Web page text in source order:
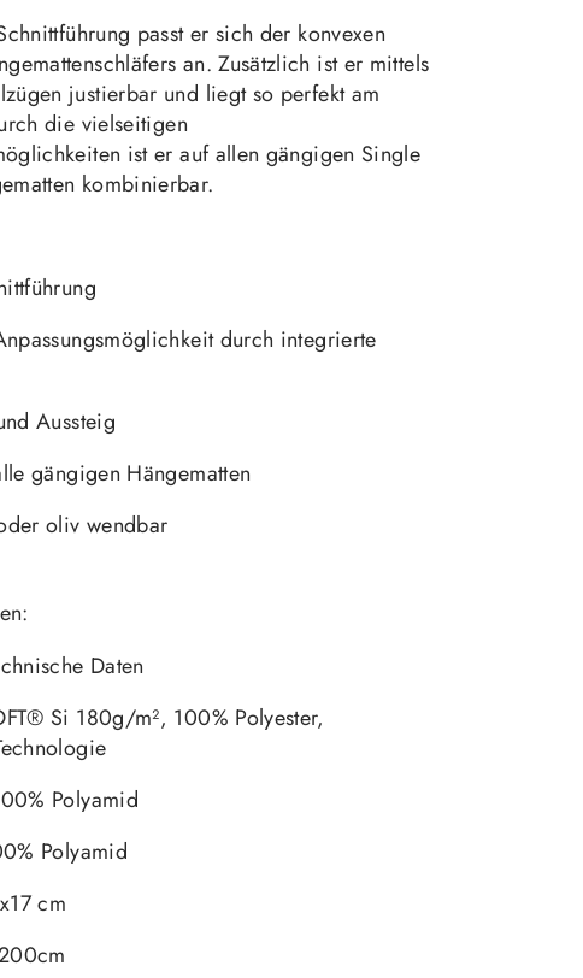
passt er sich der konvexen
an. Zusätzlich ist er mittels
justierbar und liegt so perfekt am
die vielseitigen
ist er auf allen gängigen Single
kombinierbar.
durch integrierte
Aussteig
gängigen Hängematten
oliv wendbar
Daten
Si 180g/m², 100% Polyester,
Polyamid
Polyamid
cm